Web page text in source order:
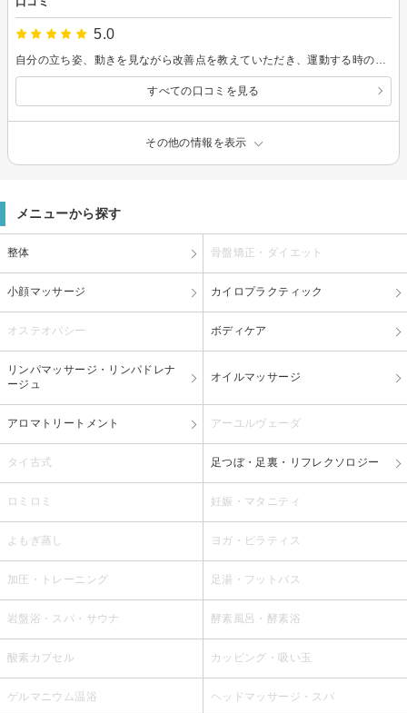
5.0
すべての口コミを見る
その他の情報を表示
メニューから探す
整体 骨盤矯正・ダイエット
小顔マッサージ カイロプラクティック
オステオパシー ボディケア
リンパマッサージ・リンパドレナ
ージュ
オイルマッサージ
アロマトリートメント アーユルヴェーダ
タイ古式 足つぼ・足裏・リフレクソロジー
ロミロミ 妊娠・マタニティ
よもぎ蒸し ヨガ・ピラティス
加圧・トレーニング 足湯・フットバス
岩盤浴・スパ・サウナ 酵素風呂・酵素浴
酸素カプセル カッピング・吸い玉
ゲルマニウム温浴 ヘッドマッサージ・スパ